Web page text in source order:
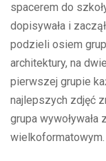
spacerem do
dopisywała i
podzieli osiem
architektury, na
pierwszej grupie
najlepszych zdjęć
grupa